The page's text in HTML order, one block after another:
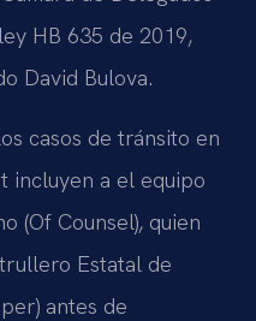
HB 635 de 2019,
David Bulova.
casos de tránsito en
incluyen a el equipo
(Of Counsel), quien
Estatal de
antes de